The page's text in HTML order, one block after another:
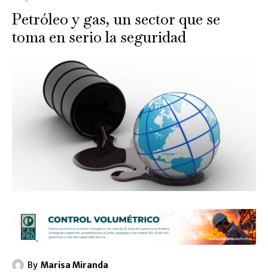
Petróleo y gas, un sector que se
toma en serio la seguridad
By Marisa Miranda